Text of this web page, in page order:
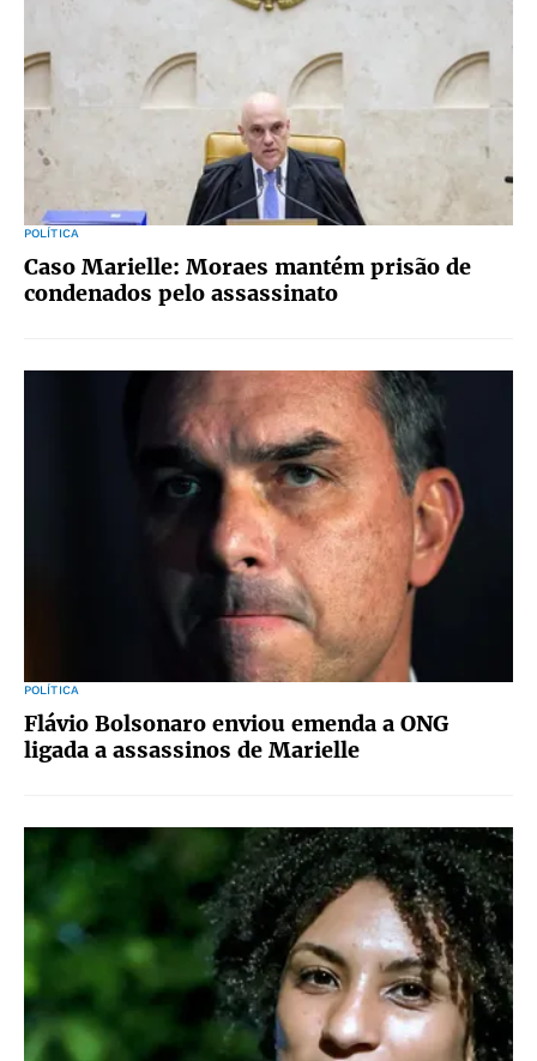
POLÍTICA
Caso Marielle: Moraes mantém prisão de
condenados pelo assassinato
POLÍTICA
Flávio Bolsonaro enviou emenda a ONG
ligada a assassinos de Marielle